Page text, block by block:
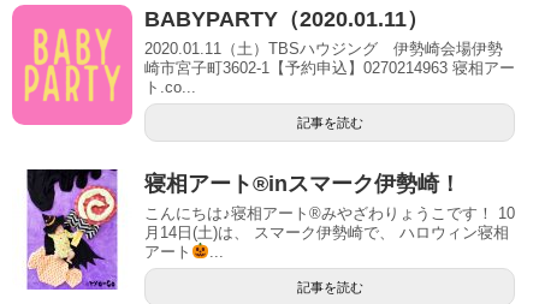
BABYPARTY（2020.01.11）
2020.01.11（土）TBSハウジング 伊勢崎会場伊勢
崎市宮子町3602-1【予約申込】0270214963 寝相アー
ト.co...
記事を読む
寝相アート®︎inスマーク伊勢崎！
こんにちは♪寝相アート®︎みやざわりょうこです！ 10
月14日(土)は、 スマーク伊勢崎で、 ハロウィン寝相
アート
記事を読む